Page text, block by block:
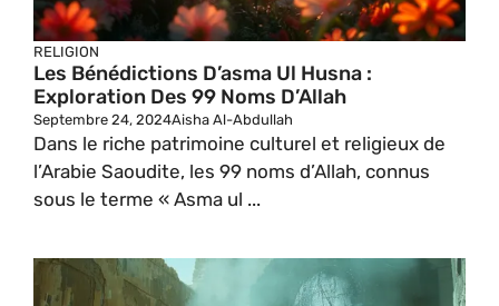
RELIGION
Les Bénédictions D’asma Ul Husna :
Exploration Des 99 Noms D’Allah
Septembre 24, 2024Aisha Al-Abdullah
Dans le riche patrimoine culturel et religieux de
l’Arabie Saoudite, les 99 noms d’Allah, connus
sous le terme « Asma ul ...